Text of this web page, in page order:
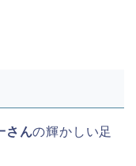
さんの輝かしい足